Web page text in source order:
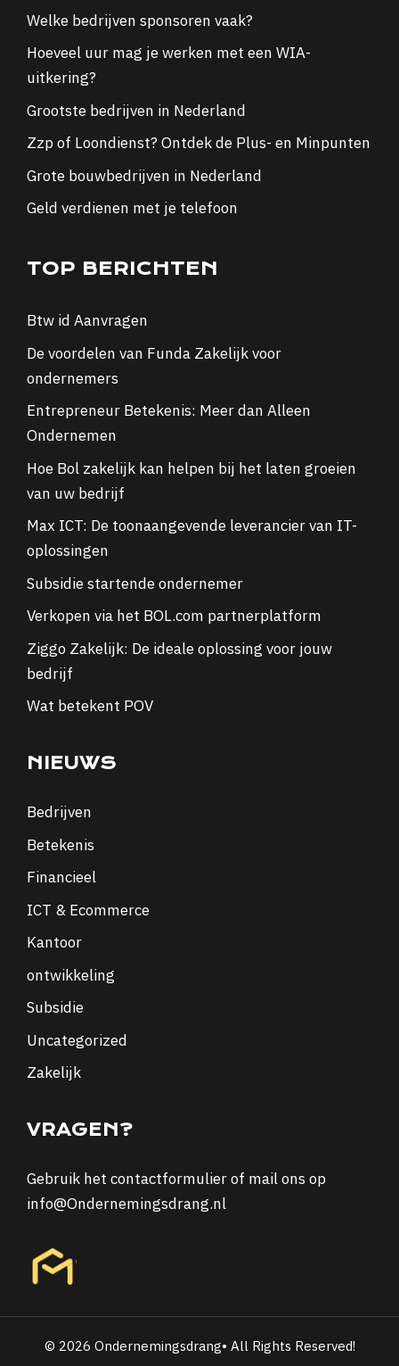
Welke bedrijven sponsoren vaak?
Hoeveel uur mag je werken met een WIA-
uitkering?
Grootste bedrijven in Nederland
Zzp of Loondienst? Ontdek de Plus- en Minpunten
Grote bouwbedrijven in Nederland
Geld verdienen met je telefoon
TOP BERICHTEN
Btw id Aanvragen
De voordelen van Funda Zakelijk voor
ondernemers
Entrepreneur Betekenis: Meer dan Alleen
Ondernemen
Hoe Bol zakelijk kan helpen bij het laten groeien
van uw bedrijf
Max ICT: De toonaangevende leverancier van IT-
oplossingen
Subsidie startende ondernemer
Verkopen via het BOL.com partnerplatform
Ziggo Zakelijk: De ideale oplossing voor jouw
bedrijf
Wat betekent POV
NIEUWS
Bedrijven
Betekenis
Financieel
ICT & Ecommerce
Kantoor
ontwikkeling
Subsidie
Uncategorized
Zakelijk
VRAGEN?
Gebruik het contactformulierof mail ons op
info@Ondernemingsdrang.nl
© 2026 Ondernemingsdrang• All Rights Reserved!